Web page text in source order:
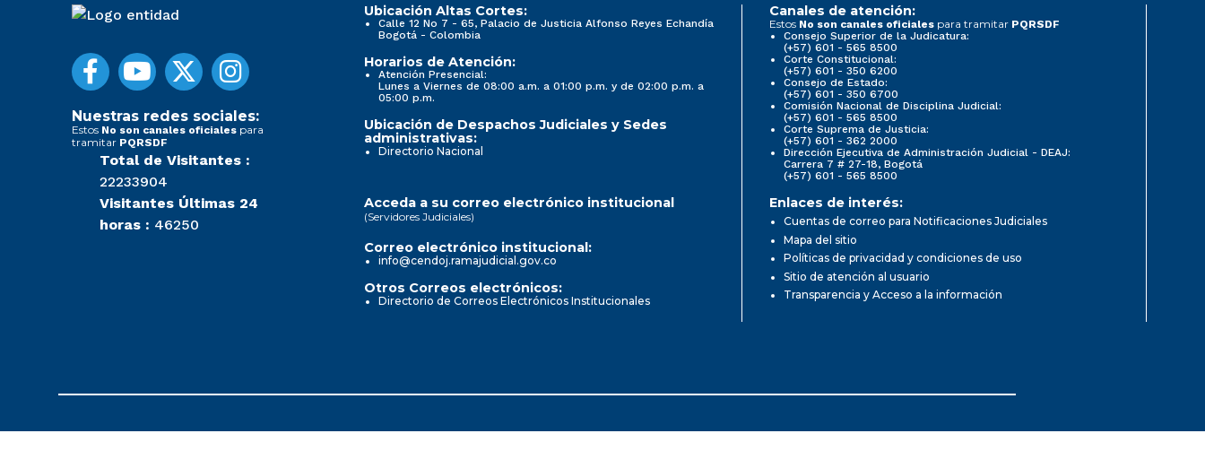
Nuestras redes sociales:
Estos No son canales oficiales para
tramitar PQRSDF
Total de Visitantes :
22233904
Visitantes Últimas 24
horas : 46250
Ubicación Altas Cortes:
Calle 12 No 7 - 65, Palacio de Justicia Alfonso Reyes Echandía
Bogotá - Colombia
Horarios de Atención:
Atención Presencial:
Lunes a Viernes de 08:00 a.m. a 01:00 p.m. y de 02:00 p.m. a
05:00 p.m.
Ubicación de Despachos Judiciales y Sedes
administrativas:
Directorio Nacional
Canales de atención:
Estos No son canales oficiales para tramitar PQRSDF
Consejo Superior de la Judicatura:
(+57) 601 - 565 8500
Corte Constitucional:
(+57) 601 - 350 6200
Consejo de Estado:
(+57) 601 - 350 6700
Comisión Nacional de Disciplina Judicial:
(+57) 601 - 565 8500
Corte Suprema de Justicia:
(+57) 601 - 362 2000
Dirección Ejecutiva de Administración Judicial - DEAJ:
Carrera 7 # 27-18, Bogotá
(+57) 601 - 565 8500
Acceda a su correo electrónico institucional
(Servidores Judiciales)
Correo electrónico institucional:
info@cendoj.ramajudicial.gov.co
Otros Correos electrónicos:
Directorio de Correos Electrónicos Institucionales
Enlaces de interés:
Cuentas de correo para Notificaciones Judiciales
Mapa del sitio
Políticas de privacidad y condiciones de uso
Sitio de atención al usuario
Transparencia y Acceso a la información